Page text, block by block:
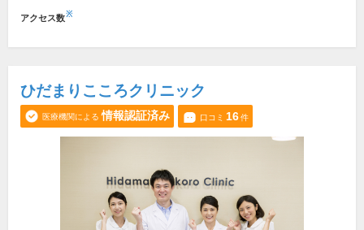
アクセス数※
ひだまりこころクリニック
医療機関による 情報認証済み 口コミ 16件